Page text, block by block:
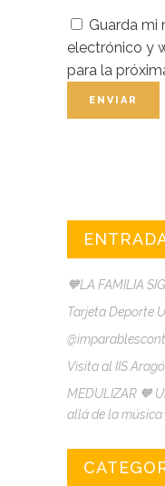
Guarda mi
electrónico y
para la
🧡LA FAMILIA
Tarjeta Deporte
Visita al IIS
MEDULIZAR 🧡
allá de la